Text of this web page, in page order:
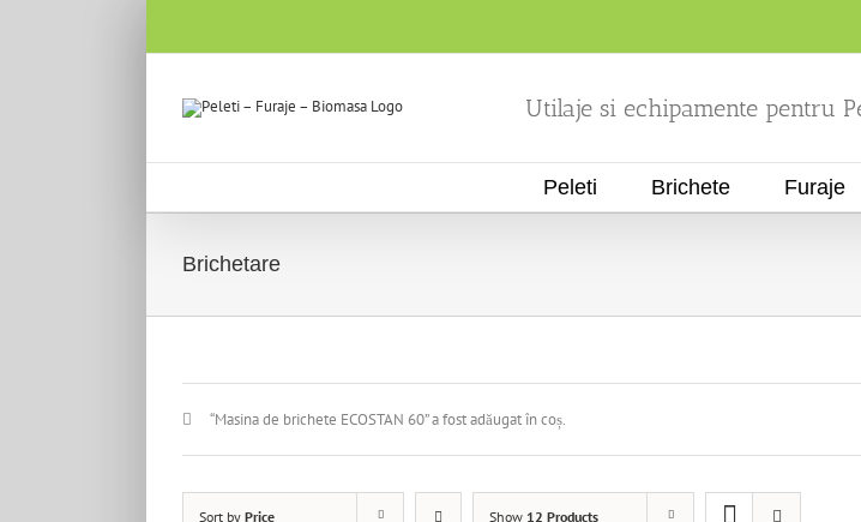
Utilaje si echipamente pentru
Peleti Brichete Furaje
Brichetare
“Masina de brichete ECOSTAN 60” a fost adăugat în coș.
Sort by Price Show 12 Products